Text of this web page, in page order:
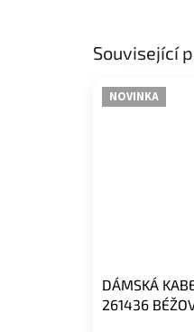
Související
NOVINKA
DÁMSKÁ
261436